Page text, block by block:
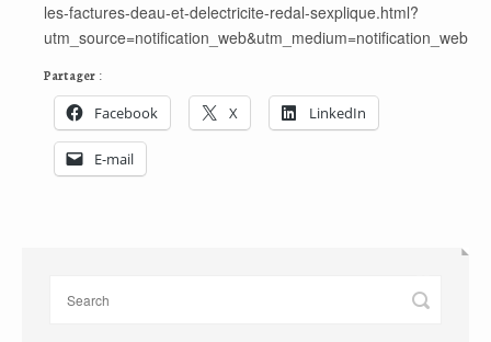
les-factures-deau-et-delectricite-redal-sexplique.html?
utm_source=notification_web&utm_medium=notification_web
Partager :
Facebook X LinkedIn
E-mail